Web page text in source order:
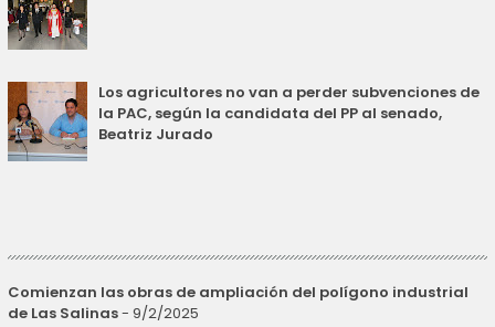
Los agricultores no van a perder subvenciones de
la PAC, según la candidata del PP al senado,
Beatriz Jurado
Comienzan las obras de ampliación del polígono industrial
de Las Salinas- 9/2/2025